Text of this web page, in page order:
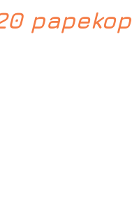
papekop